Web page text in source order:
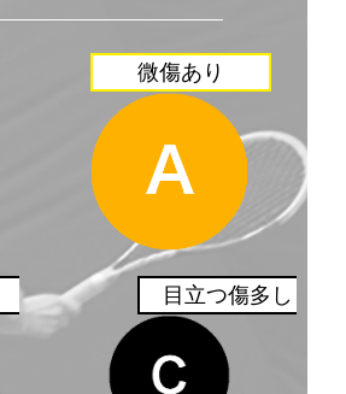
微傷あり
目立つ傷多し